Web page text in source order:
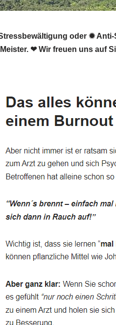
oder ✹ Anti-
❤ Wir freuen uns auf